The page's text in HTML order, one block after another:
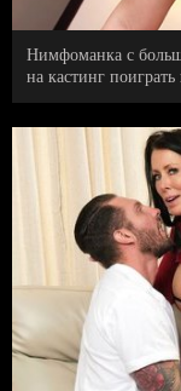
Нимфоманка с
на кастинг поиграть